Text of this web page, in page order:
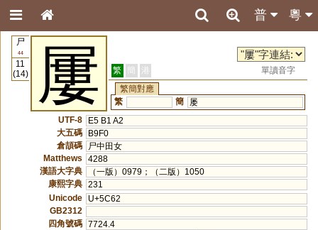
粵
普
尸
44
11
(14)
屢 繁 簡 港
單讀音字
繁簡對應
繁
簡
屡
UTF-8
E5 B1 A2
大五碼
B9F0
倉頡碼
尸中田女
Matthews
4288
漢語大字典
（一版）0979；（二版）1050
康熙字典 231
Unicode
U+5C62
GB2312
四角號碼 7724.4